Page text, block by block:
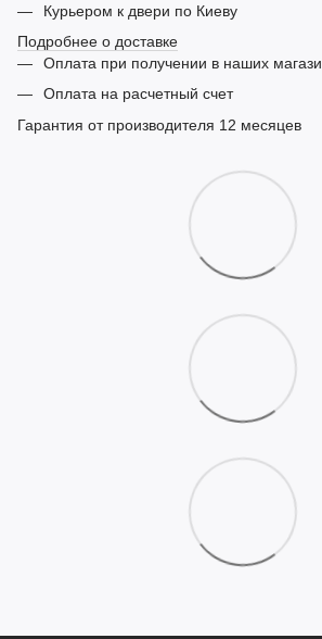
Курьером к двери по Киеву
Подробнее о доставке
Оплата при получении в наших
Оплата на расчетный счет
Гарантия от производителя 12 месяцев